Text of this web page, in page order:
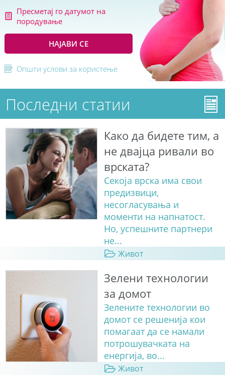
Пресметај го датумот на
породување
НАЈАВИ СЕ
Општи услови за користење
Последни статии
Како да бидете тим, а
не двајца ривали во
врската?
Секоја врска има свои
предизвици,
несогласувања и
моменти на напнатост.
Но, успешните партнери
не...
Живот
Зелени технологии
за домот
Зелените технологии во
домот се решенија кои
помагаат да се намали
потрошувачката на
енергија, во...
Живот